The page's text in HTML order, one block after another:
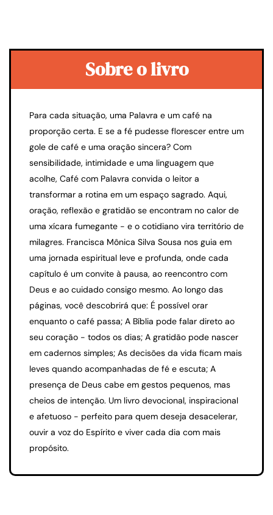
Sobre o livro
Para cada situação, uma Palavra e um café na
proporção certa. E se a fé pudesse florescer entre um
gole de café e uma oração sincera? Com
sensibilidade, intimidade e uma linguagem que
acolhe, Café com Palavra convida o leitor a
transformar a rotina em um espaço sagrado. Aqui,
oração, reflexão e gratidão se encontram no calor de
uma xícara fumegante - e o cotidiano vira território de
milagres. Francisca Mônica Silva Sousa nos guia em
uma jornada espiritual leve e profunda, onde cada
capítulo é um convite à pausa, ao reencontro com
Deus e ao cuidado consigo mesmo. Ao longo das
páginas, você descobrirá que: É possível orar
enquanto o café passa; A Bíblia pode falar direto ao
seu coração - todos os dias; A gratidão pode nascer
em cadernos simples; As decisões da vida ficam mais
leves quando acompanhadas de fé e escuta; A
presença de Deus cabe em gestos pequenos, mas
cheios de intenção. Um livro devocional, inspiracional
e afetuoso - perfeito para quem deseja desacelerar,
ouvir a voz do Espírito e viver cada dia com mais
propósito.